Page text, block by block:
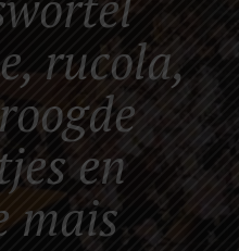
rucola,
en
mais